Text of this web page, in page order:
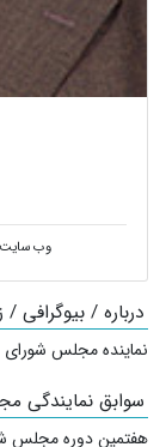
وب سایت
درباره / بیوگرافی
نماینده مجلس شورای
سوابق نمایندگی
هفتمین دوره مجلس